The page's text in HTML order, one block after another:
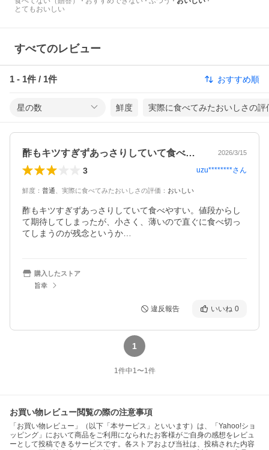
とてもおいしい
すべてのレビュー
1 - 1件 / 1件 おすすめ順
星の数 鮮度 実際に食べてみたおいしさの評
酢もキツすぎずあっさりしていて食べやす… 2026/3/15
3 uzu********さん
鮮度 ： 普通 実際に食べてみたおいしさの評価 ： おいしい
酢もキツすぎずあっさりしていて食べやすい。値段からし
て期待してしまったが、小さく、薄いので直ぐに食べ切っ
てしまうのが残念というか…
購入したストア
旨幸
違反報告 いいね 0
1
1件中1〜1件
お買い物レビュー閲覧の際の注意事項
「お買い物レビュー」（以下「本サービス」といいます）は、「Yahoo!ショ
ッピング」において商品をご利用になられたお客様がご自身の感想をレビュ
ーとして投稿できるサービスです。各ストアおよび当社は、投稿された内容